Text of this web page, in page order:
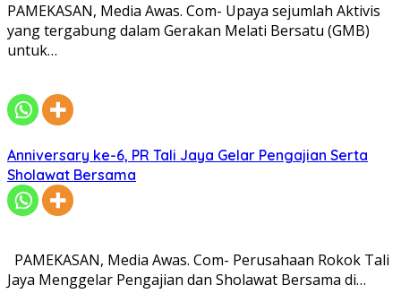
PAMEKASAN, Media Awas. Com- Upaya sejumlah Aktivis
yang tergabung dalam Gerakan Melati Bersatu (GMB)
untuk…
Anniversary ke-6, PR Tali Jaya Gelar Pengajian Serta
Sholawat Bersama
PAMEKASAN, Media Awas. Com- Perusahaan Rokok Tali
Jaya Menggelar Pengajian dan Sholawat Bersama di…